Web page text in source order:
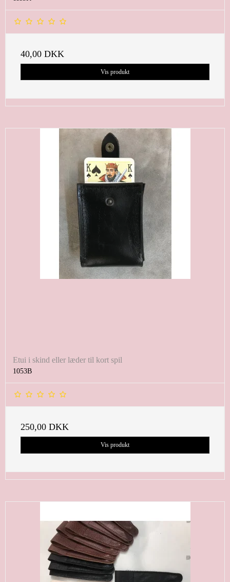
40,00 DKK
Vis produkt
Etui i skind eller læder til kort spil
1053B
250,00 DKK
Vis produkt